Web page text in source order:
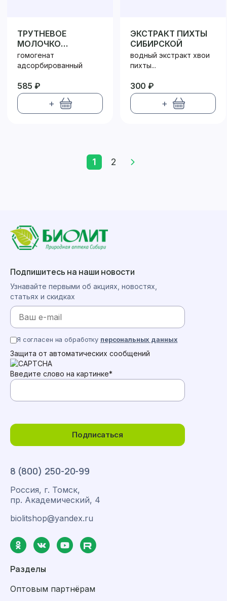
ТРУТНЕВОЕ
МОЛОЧКО
АЛТАЙСКОЕ
гомогенат
адсорбированный
585 ₽
+
ЭКСТРАКТ ПИХТЫ
СИБИРСКОЙ
водный экстракт хвои
пихты...
300 ₽
+
1 2
8 (800) 250-20-99
Россия, г. Томск,
пр. Академический, 4
biolitshop@yandex.ru
Разделы
Оптовым партнёрам
Подпишитесь на наши новости
Узнавайте первыми об акциях, новостях,
статьях и скидках
Подписаться
Я согласен на обработку персональных данных
Защита от автоматических сообщений
Введите слово на картинке*